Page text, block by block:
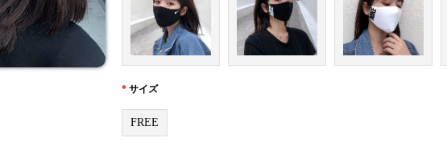
* サイズ
FREE